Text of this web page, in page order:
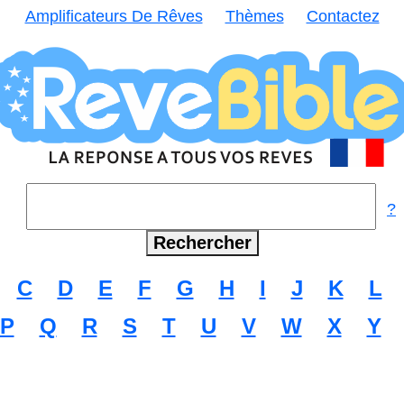
Amplificateurs De Rêves Thèmes Contactez
?
C D E F G H I J K L
P Q R S T U V W X Y